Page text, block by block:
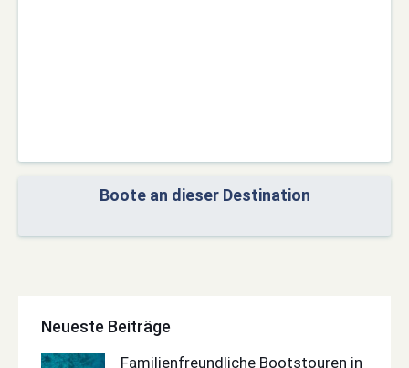
Boote an dieser Destination
Neueste Beiträge
Familienfreundliche Bootstouren in